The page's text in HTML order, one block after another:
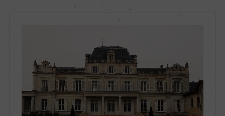
オー・メドック